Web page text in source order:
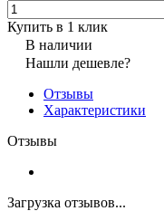
Купить в 1 клик
В наличии
Нашли дешевле?
Отзывы
Характеристики
Отзывы
Загрузка отзывов...